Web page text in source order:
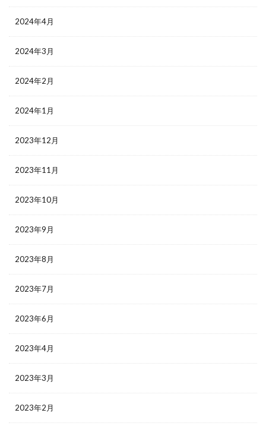
2024年4月
2024年3月
2024年2月
2024年1月
2023年12月
2023年11月
2023年10月
2023年9月
2023年8月
2023年7月
2023年6月
2023年4月
2023年3月
2023年2月